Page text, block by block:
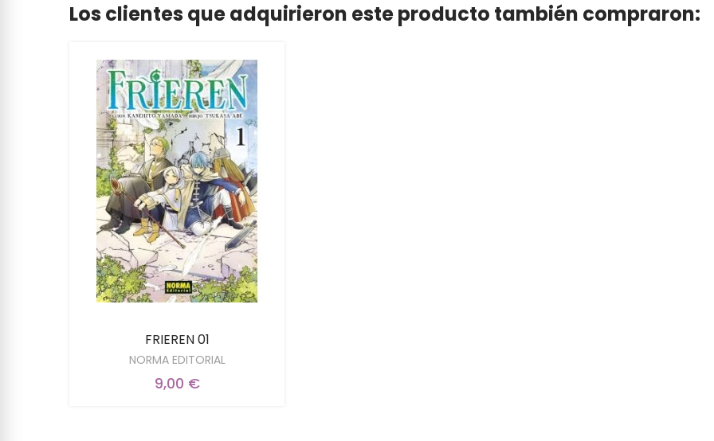
Los clientes que adquirieron este producto también compraron:
FRIEREN 01
NORMA EDITORIAL
9,00 €